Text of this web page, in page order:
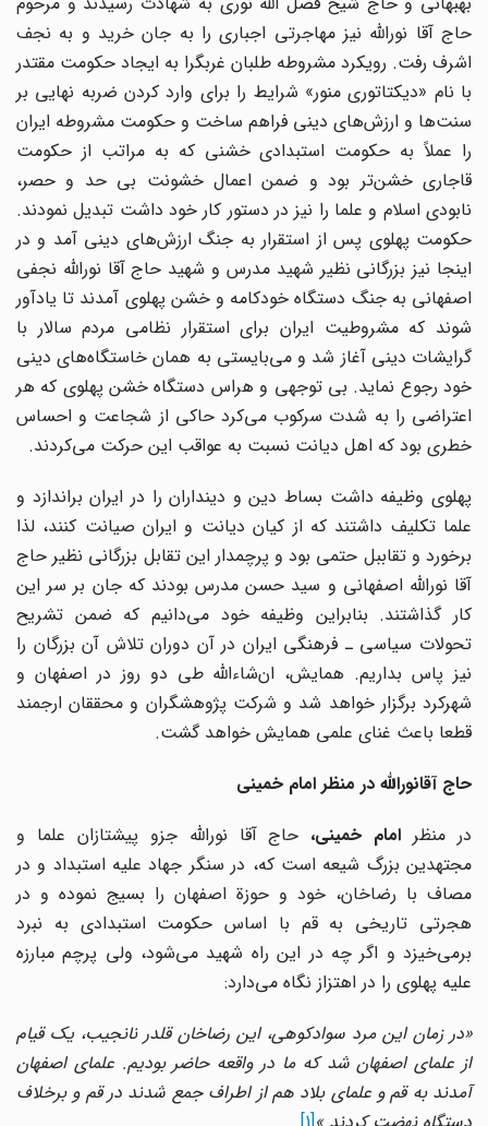
حاج ‌آقا نورالله نیز مهاجرتى اجبارى را به جان خرید و به نجف
اشرف رفت. رویکرد مشروطه‌ طلبان غربگرا به ایجاد حکومت مقتدر
با نام «دیکتاتورى منور» شرایط را براى وارد کردن ضربه نهایى بر
سنت‌ها و ارزش‌هاى دینى فراهم ساخت و حکومت مشروطه ایران
را عملاً به حکومت استبدادى خشنى که به مراتب از حکومت
قاجارى خشن‌تر بود و ضمن اعمال خشونت بى‌ حد و حصر،
نابودى اسلام و علما را نیز در دستور کار خود داشت تبدیل نمودند.
حکومت پهلوى پس از استقرار به جنگ ارزش‌هاى دینى آمد و در
اینجا نیز بزرگانى نظیر شهید مدرس و شهید حاج ‌آقا نورالله نجفى‌
اصفهانى به جنگ دستگاه خودکامه و خشن پهلوى آمدند تا یادآور
شوند که مشروطیت ایران براى استقرار نظامى مردم سالار با
گرایشات دینى آغاز شد و مى‌بایستى به همان خاستگاه‌هاى دینى
خود رجوع نماید. بى‌ توجهى و هراس دستگاه خشن پهلوى که هر
اعتراضى را به شدت سرکوب مى‌کرد حاکى از شجاعت و احساس
خطرى بود که اهل دیانت نسبت به عواقب این حرکت مى‌کردند.
پهلوى وظیفه داشت بساط دین و دینداران را در ایران براندازد و
علما تکلیف داشتند که از کیان دیانت و ایران صیانت کنند، لذا
برخورد و تقاببل حتمى بود و پرچمدار این تقابل بزرگانى نظیر حاج
‌آقا نورالله اصفهانى و سید حسن مدرس بودند که جان بر سر این
کار گذاشتند. بنابراین وظیفه خود مى‌دانیم که ضمن تشریح
تحولات سیاسى ـ فرهنگى ایران در آن دوران تلاش آن بزرگان را
نیز پاس بداریم. همایش، ان‌شاءالله طى دو روز در اصفهان و
شهرکرد برگزار خواهد شد و شرکت پژوهشگران و محققان ارجمند
قطعا باعث غناى علمى همایش خواهد گشت.
حاج آقانوراللّه در منظر امام خمینى
در منظرامام خمینى،حاج آقا نوراللّه جزو پیشتازان علما و
مجتهدین بزرگ شیعه است که، در سنگر جهاد علیه استبداد و در
مصاف با رضاخان، خود و حوزة اصفهان را بسیج نموده و در
هجرتى تاریخى به قم با اساس حکومت استبدادى به نبرد
برمى‌خیزد و اگر چه در این راه شهید مى‌شود، ولى پرچم مبارزه
علیه پهلوى را در اهتزاز نگاه مى‌دارد:
«در زمان این مرد سوادکوهى، این رضاخان قلدر نانجیب، یک قیام
از علماى اصفهان شد که ما در واقعه حاضر بودیم. علماى اصفهان
آمدند به قم و علماى بلاد هم از اطراف جمع شدند در قم و برخلاف